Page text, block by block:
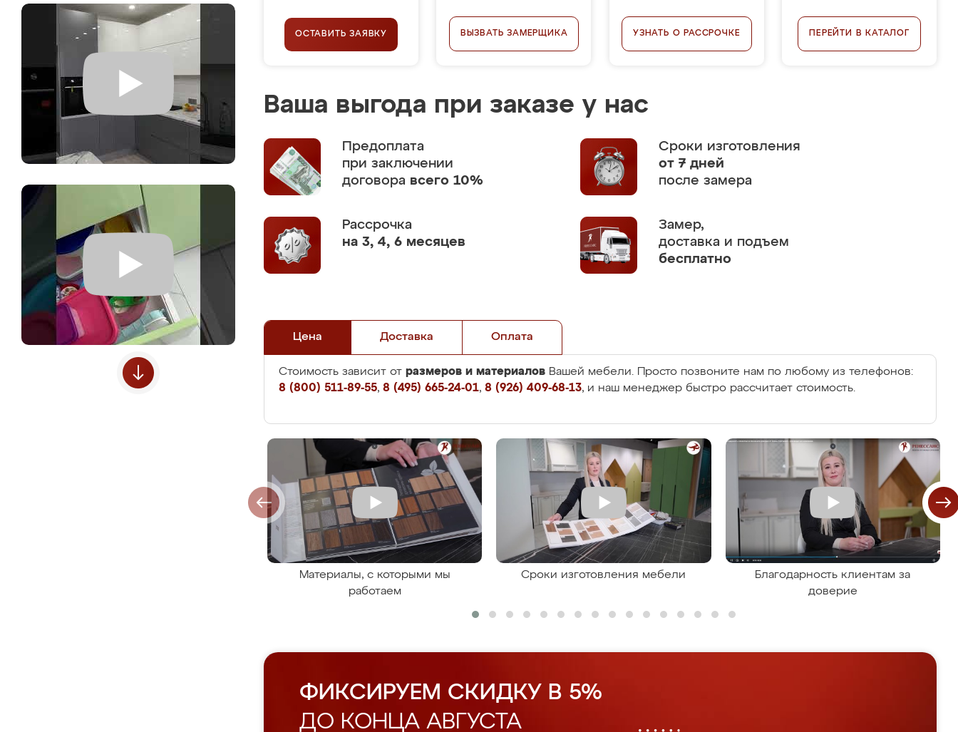
ОСТАВИТЬ ЗАЯВКУ ВЫЗВАТЬ ЗАМЕРЩИКА УЗНАТЬ О РАССРОЧКЕ ПЕРЕЙТИ В КАТАЛОГ
Ваша выгода при заказе у нас
Предоплата
при заключении
договора всего 10%
Сроки изготовления
от 7 дней
после замера
Рассрочка
на 3, 4, 6 месяцев
Замер,
доставка и подъем
бесплатно
Цена Доставка Оплата
Стоимость зависит от размеров и материалов Вашей мебели. Просто позвоните нам по любому из телефонов:
8 (800) 511-89-55, 8 (495) 665-24-01, 8 (926) 409-68-13, и наш менеджер быстро рассчитает стоимость.
Материалы, с которыми мы
работаем
Сроки изготовления мебели
Благодарность клиентам за
доверие
ФИКСИРУЕМ СКИДКУ В 5%
ДО КОНЦА АВГУСТА